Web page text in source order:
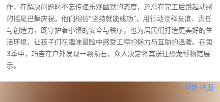
作，在解决问题时不忘传递乐观幽默的态度，还总在完工后跳起动感
的摇尾巴舞庆祝。他们相信“坚持就能成功”，用行动诠释友谊、责任
与创造力，既守护着小镇的安全与秩序，也为居民们打造更美好的生
活环境，让孩子们在趣味冒险中感受工程的魅力与互助的温暖。在第
3季中，巧吉在户外发现一颗陨石，众人决定将其送往恐龙博物馆展
示。
登录 注册